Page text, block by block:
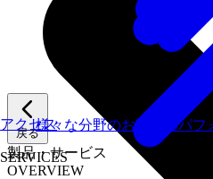
戻る
製品・サービス
OVERVIEW
アクセス様々な分野のお客様のパフ
SERVICES